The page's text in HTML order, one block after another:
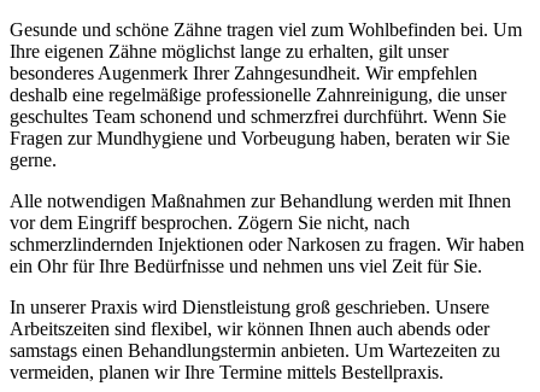
Gesunde und schöne Zähne tragen viel zum Wohlbefinden bei. Um
Ihre eigenen Zähne möglichst lange zu erhalten, gilt unser
besonderes Augenmerk Ihrer Zahngesundheit. Wir empfehlen
deshalb eine regelmäßige professionelle Zahnreinigung, die unser
geschultes Team schonend und schmerzfrei durchführt. Wenn Sie
Fragen zur Mundhygiene und Vorbeugung haben, beraten wir Sie
gerne.
Alle notwendigen Maßnahmen zur Behandlung werden mit Ihnen
vor dem Eingriff besprochen. Zögern Sie nicht, nach
schmerzlindernden Injektionen oder Narkosen zu fragen. Wir haben
ein Ohr für Ihre Bedürfnisse und nehmen uns viel Zeit für Sie.
In unserer Praxis wird Dienstleistung groß geschrieben. Unsere
Arbeitszeiten sind flexibel, wir können Ihnen auch abends oder
samstags einen Behandlungstermin anbieten. Um Wartezeiten zu
vermeiden, planen wir Ihre Termine mittels Bestellpraxis.